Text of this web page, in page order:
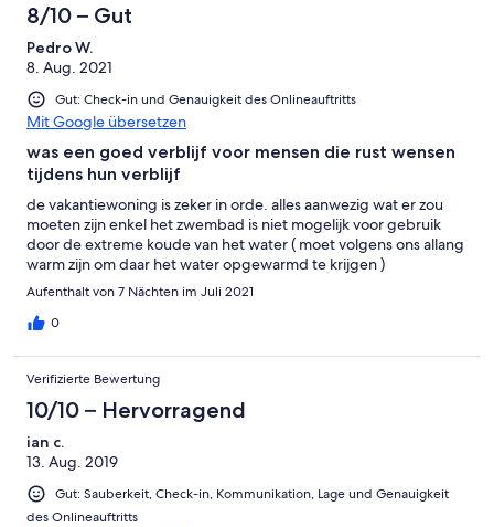
8/10 – Gut
Pedro W.
8. Aug. 2021
Gut: Check-in und Genauigkeit des Onlineauftritts
Mit Google übersetzen
was een goed verblijf voor mensen die rust wensen
tijdens hun verblijf
de vakantiewoning is zeker in orde. alles aanwezig wat er zou
moeten zijn enkel het zwembad is niet mogelijk voor gebruik
door de extreme koude van het water ( moet volgens ons allang
warm zijn om daar het water opgewarmd te krijgen )
Aufenthalt von 7 Nächten im Juli 2021
0
Verifizierte Bewertung
10/10 – Hervorragend
ian c.
13. Aug. 2019
Gut: Sauberkeit, Check-in, Kommunikation, Lage und Genauigkeit
des Onlineauftritts